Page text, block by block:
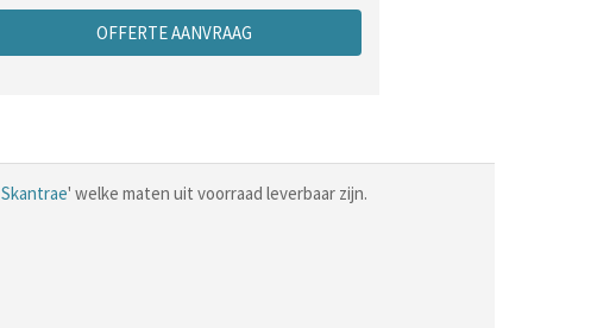
OFFERTE AANVRAAG
Skantrae' welke maten uit voorraad leverbaar zijn.